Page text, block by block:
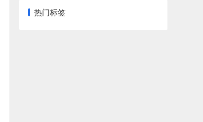
热门标签